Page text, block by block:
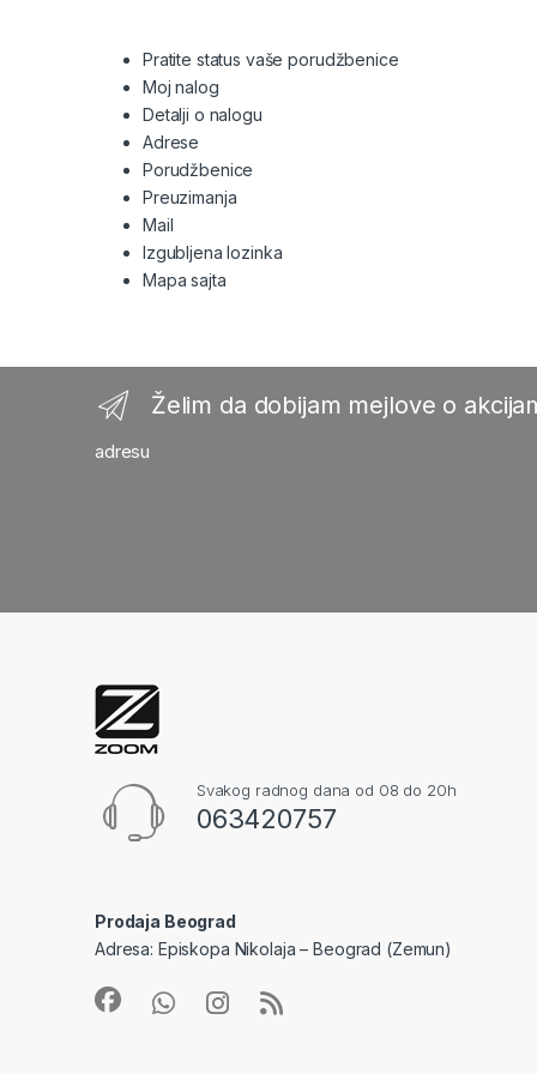
Pratite status vaše porudžbenice
Moj nalog
Detalji o nalogu
Adrese
Porudžbenice
Preuzimanja
Mail
Izgubljena lozinka
Mapa sajta
Želim da dobijam mejlove o
adresu
Svakog radnog dana od 08 do 20h
063420757
Prodaja Beograd
Adresa: Episkopa Nikolaja – Beograd (Zemun)